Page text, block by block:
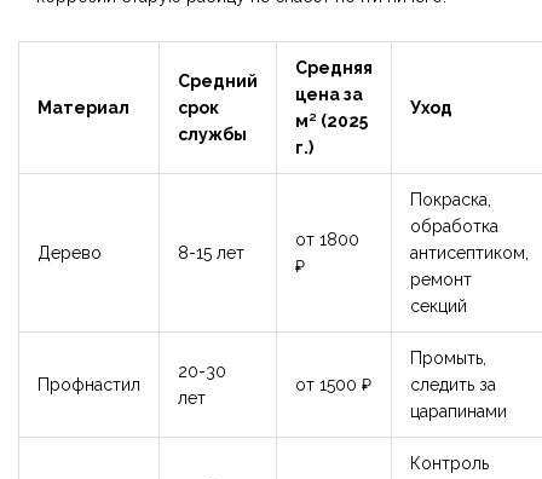
Материал
Средний
срок
службы
Средняя
цена за
м² (2025
г.)
Уход
Дерево 8-15 лет
от 1800
₽
Покраска,
обработка
антисептиком,
ремонт
секций
Профнастил
20-30
лет
от 1500 ₽
Промыть,
следить за
царапинами
Контроль